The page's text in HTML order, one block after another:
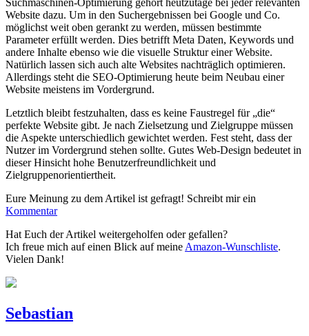
Suchmaschinen-Optimierung gehört heutzutage bei jeder relevanten
Website dazu. Um in den Suchergebnissen bei Google und Co.
möglichst weit oben gerankt zu werden, müssen bestimmte
Parameter erfüllt werden. Dies betrifft Meta Daten, Keywords und
andere Inhalte ebenso wie die visuelle Struktur einer Website.
Natürlich lassen sich auch alte Websites nachträglich optimieren.
Allerdings steht die SEO-Optimierung heute beim Neubau einer
Website meistens im Vordergrund.
Letztlich bleibt festzuhalten, dass es keine Faustregel für „die“
perfekte Website gibt. Je nach Zielsetzung und Zielgruppe müssen
die Aspekte unterschiedlich gewichtet werden. Fest steht, dass der
Nutzer im Vordergrund stehen sollte. Gutes Web-Design bedeutet in
dieser Hinsicht hohe Benutzerfreundlichkeit und
Zielgruppenorientiertheit.
Eure Meinung zu dem Artikel ist gefragt! Schreibt mir ein
Kommentar
Hat Euch der Artikel weitergeholfen oder gefallen?
Ich freue mich auf einen Blick auf meine Amazon-Wunschliste.
Vielen Dank!
Sebastian